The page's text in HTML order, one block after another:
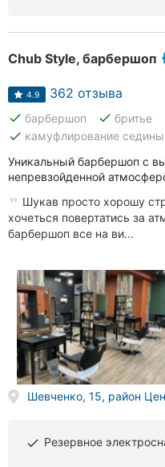
Днепр
Кривой
Рог
Николаев
Полтава
Чернигов
Черкассы
Черновцы
Сумы
Chub Style, барбершоп
4.9 362 отзыва
done барбершоп done бритье
done камуфлирование седины
Уникальный барбершоп с
непревзойденной
Шукав просто хорошу
хочеться повертатись за
барбершоп все на ви...
Шевченко, 15, район
done Резервное